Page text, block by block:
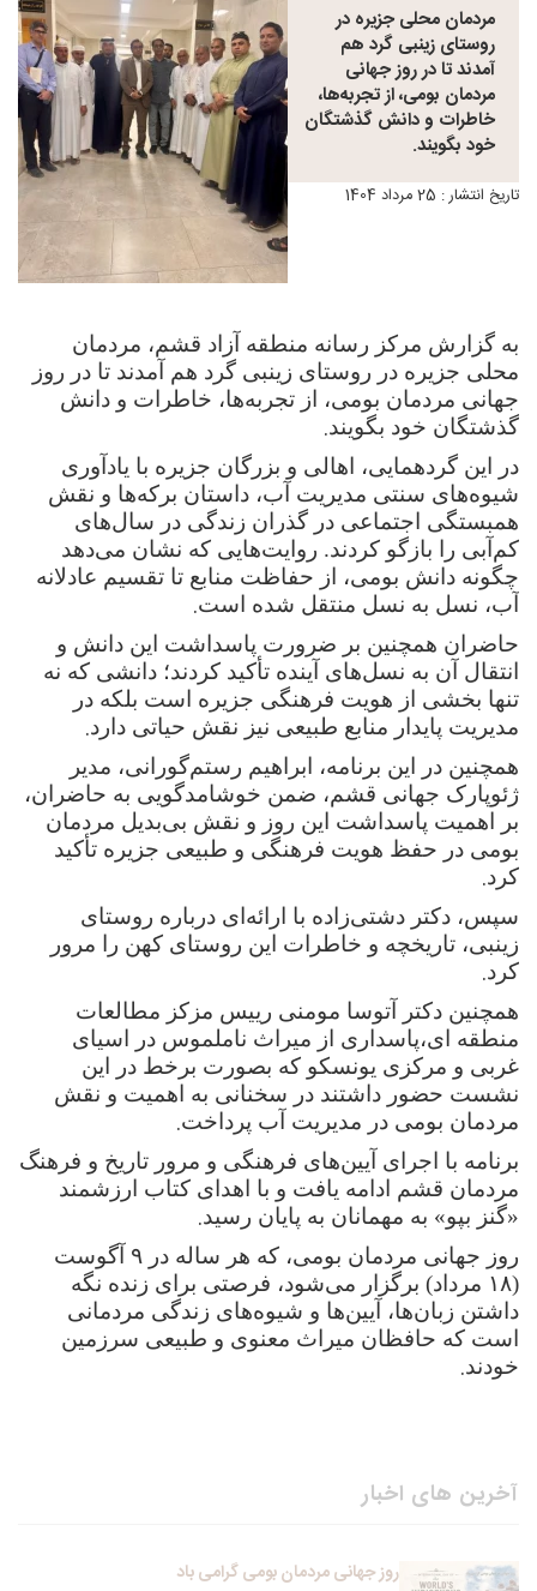
مردمان محلی جزیره در
روستای زینبی گرد هم
آمدند تا در روز جهانی
مردمان بومی، از تجربه‌ها،
خاطرات و دانش گذشتگان
خود بگویند.
تاریخ انتشار : 25 مرداد 1404
به گزارش مرکز رسانه منطقه آزاد قشم، مردمان
محلی جزیره در روستای زینبی گرد هم آمدند تا در روز
جهانی مردمان بومی، از تجربه‌ها، خاطرات و دانش
گذشتگان خود بگویند.
در این گردهمایی، اهالی و بزرگان جزیره با یادآوری
شیوه‌های سنتی مدیریت آب، داستان برکه‌ها و نقش
همبستگی اجتماعی در گذران زندگی در سال‌های
کم‌آبی را بازگو کردند. روایت‌هایی که نشان می‌دهد
چگونه دانش بومی، از حفاظت منابع تا تقسیم عادلانه
آب، نسل به نسل منتقل شده است.
حاضران همچنین بر ضرورت پاسداشت این دانش و
انتقال آن به نسل‌های آینده تأکید کردند؛ دانشی که نه
تنها بخشی از هویت فرهنگی جزیره است بلکه در
مدیریت پایدار منابع طبیعی نیز نقش حیاتی دارد.
همچنین در این برنامه، ابراهیم رستم‌گورانی، مدیر
ژئوپارک جهانی قشم، ضمن خوشامدگویی به حاضران،
بر اهمیت پاسداشت این روز و نقش بی‌بدیل مردمان
بومی در حفظ هویت فرهنگی و طبیعی جزیره تأکید
کرد.
سپس، دکتر دشتی‌زاده با ارائه‌ای درباره روستای
زینبی، تاریخچه و خاطرات این روستای کهن را مرور
کرد.
همچنین دکتر آتوسا مومنی رییس مزکز مطالعات
منطقه ای،پاسداری از میراث ناملموس در اسیای
غربی و مرکزی یونسکو که بصورت برخط در این
نشست حضور داشتند در سخنانی به اهمیت و نقش
مردمان بومی در مدیریت آب پرداخت.
برنامه با اجرای آیین‌های فرهنگی و مرور تاریخ و فرهنگ
مردمان قشم ادامه یافت و با اهدای کتاب ارزشمند
«گنز بپو» به مهمانان به پایان رسید.
روز جهانی مردمان بومی، که هر ساله در ۹ آگوست
(۱۸ مرداد) برگزار می‌شود، فرصتی برای زنده نگه
داشتن زبان‌ها، آیین‌ها و شیوه‌های زندگی مردمانی
است که حافظان میراث معنوی و طبیعی سرزمین
خودند.
آخرین های اخبار
روز جهانی مردمان بومی گرامی باد